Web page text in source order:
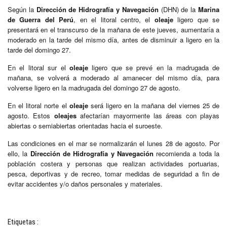
Según la Dirección de Hidrografía y Navegación (DHN) de laMarina
de Guerra del Perú, en el litoral centro, el oleajeligero que se
presentará en el transcurso de la mañana de este jueves, aumentaría a
moderado en la tarde del mismo día, antes de disminuir a ligero en la
tarde del domingo 27.
En el litoral sur el oleajeligero que se prevé en la madrugada de
mañana, se volverá a moderado al amanecer del mismo día, para
volverse ligero en la madrugada del domingo 27 de agosto.
En el litoral norte el oleajeserá ligero en la mañana del viernes 25 de
agosto. Estos oleajesafectarían mayormente las áreas con playas
abiertas o semiabiertas orientadas hacia el suroeste.
Las condiciones en el mar se normalizarán el lunes 28 de agosto. Por
ello, la Dirección de Hidrografía y Navegación recomienda a toda la
población costera y personas que realizan actividades portuarias,
pesca, deportivas y de recreo, tomar medidas de seguridad a fin de
evitar accidentes y/o daños personales y materiales.
Etiquetas :